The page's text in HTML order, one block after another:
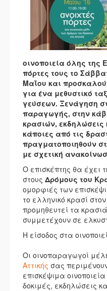
οινοποιεία όλης της
πόρτες τους το
Μαΐου και
για ένα μεθυστικό
γεύσεων. Ξενάγηση
παραγωγής, στην
κρασιών, εκδηλώσεις
κάποιες από τις
πραγματοποιηθούν
με σχετική
Ο επισκέπτης θα έχει
στους Δρόμους του
ομορφιές των
το ελληνικό κρασί
προμηθευτεί τα
συμμετέχουν σε
Η είσοδος στα
Οι οινοπαραγωγοί
Αττικής σας
επισκέψιμα
δοκιμές, εκδηλώσεις